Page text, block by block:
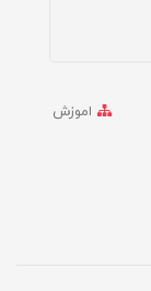
اموزش